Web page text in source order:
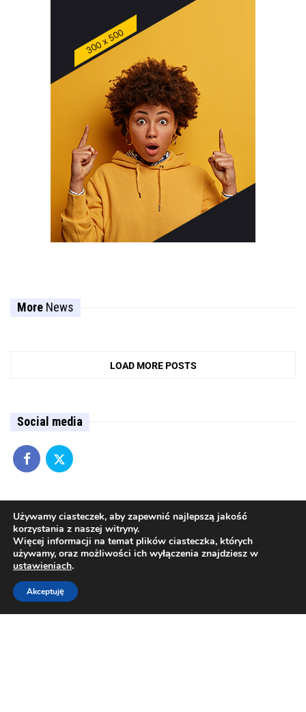
More News
LOAD MORE POSTS
Social media
Editor's pick
Just transition
Używamy ciasteczek, aby zapewnić najlepszą jakość
korzystania z naszej witryny.
Więcej informacji na temat plików ciasteczka, których
używamy, oraz możliwości ich wyłączenia znajdziesz w
ustawieniach.
Akceptuję